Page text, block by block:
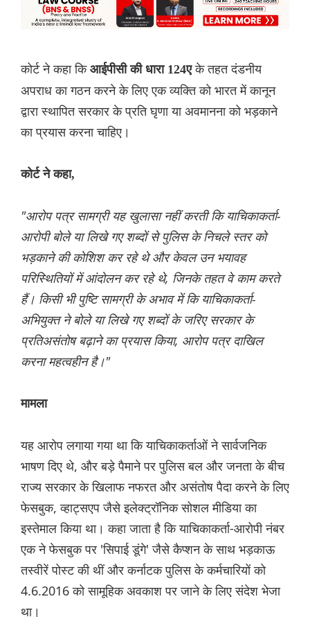
कोर्ट ने कहा कि आईपीसी की धारा 124एके तहत दंडनीय
अपराध का गठन करने के लिए एक व्यक्ति को भारत में कानून
द्वारा स्थापित सरकार के प्रति घृणा या अवमानना ​​​​को भड़काने
का प्रयास करना चाहिए।
कोर्ट ने कहा,
"आरोप पत्र सामग्री यह खुलासा नहीं करती कि याचिकाकर्ता-
आरोपी बोले या लिखे गए शब्दों से पुलिस के निचले स्तर को
भड़काने की कोशिश कर रहे थे और केवल उन भयावह
परिस्थितियों में आंदोलन कर रहे थे, जिनके तहत वे काम करते
हैं। किसी भी पुष्टि सामग्री के अभाव में कि याचिकाकर्ता-
अभियुक्त ने बोले या ‌लिखे गए शब्दों के जर‌िए सरकार के
प्रतिअसंतोष बढ़ाने का प्रयास किया, आरोप पत्र दाखिल
करना महत्वहीन है।"
मामला
यह आरोप लगाया गया था कि याचिकाकर्ताओं ने सार्वजनिक
भाषण दिए थे, और बड़े पैमाने पर पुलिस बल और जनता के बीच
राज्य सरकार के खिलाफ नफरत और असंतोष पैदा करने के लिए
फेसबुक, व्हाट्सएप जैसे इलेक्ट्रॉनिक सोशल मीडिया का
इस्तेमाल किया था। कहा जाता है कि याचिकाकर्ता-आरोपी नंबर
एक ने फेसबुक पर 'सिपाई डूंगे' जैसे कैप्शन के साथ भड़काऊ
तस्वीरें पोस्ट की थीं और कर्नाटक पुलिस के कर्मचारियों को
4.6.2016 को सामूहिक अवकाश पर जाने के लिए संदेश भेजा
था।